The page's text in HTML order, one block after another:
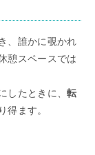
、誰かに覗かれ
憩スペースでは
したときに、転
得ます。